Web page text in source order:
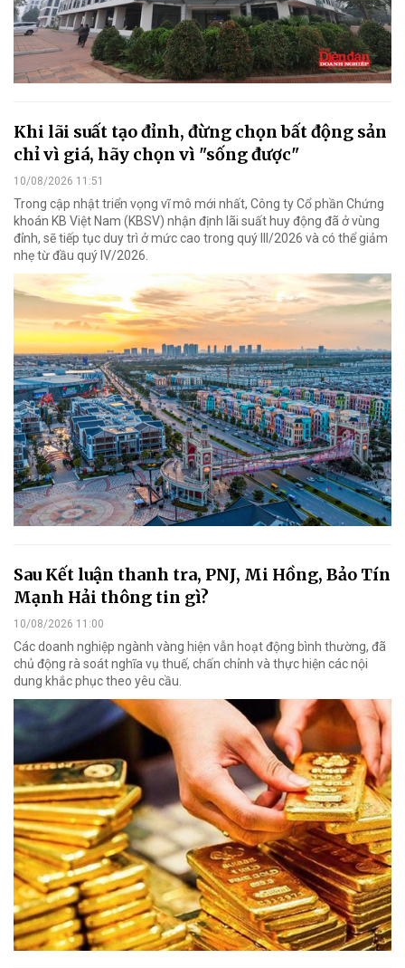
Khi lãi suất tạo đỉnh, đừng chọn bất động sản
chỉ vì giá, hãy chọn vì "sống được"
10/08/2026 11:51
Trong cập nhật triển vọng vĩ mô mới nhất, Công ty Cổ phần Chứng
khoán KB Việt Nam (KBSV) nhận định lãi suất huy động đã ở vùng
đỉnh, sẽ tiếp tục duy trì ở mức cao trong quý III/2026 và có thể giảm
nhẹ từ đầu quý IV/2026.
Sau Kết luận thanh tra, PNJ, Mi Hồng, Bảo Tín
Mạnh Hải thông tin gì?
10/08/2026 11:00
Các doanh nghiệp ngành vàng hiện vẫn hoạt động bình thường, đã
chủ động rà soát nghĩa vụ thuế, chấn chỉnh và thực hiện các nội
dung khắc phục theo yêu cầu.